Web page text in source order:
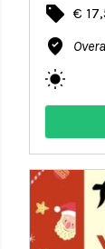
local_offer €
where_to_vote
wb_sunny